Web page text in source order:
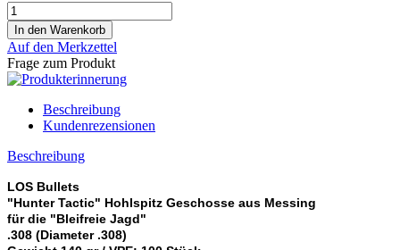
Auf den Merkzettel
Frage zum Produkt
Beschreibung
Kundenrezensionen
Beschreibung
LOS Bullets
"Hunter Tactic" Hohlspitz Geschosse aus Messing
für die "Bleifreie Jagd"
.308 (Diameter .308)